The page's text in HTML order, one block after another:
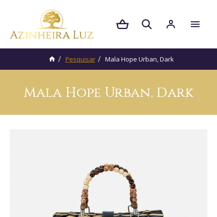
Pesquisar Mala Hope Urban, Dark
Mala Hope Urban, Dark